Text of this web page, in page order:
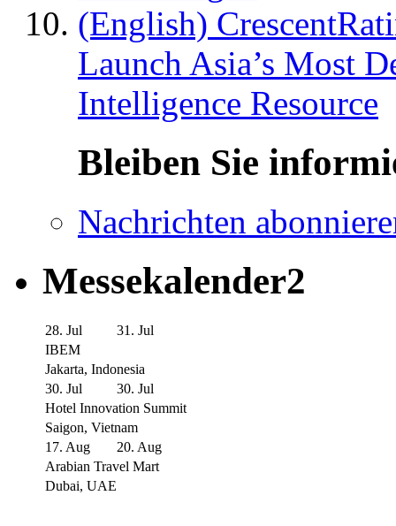
(English)
Launch Asia’s Most
Intelligence Resource
Bleiben Sie
Nachrichten
Messekalender2
28. Jul
31. Jul
IBEM
Jakarta, Indonesia
30. Jul
30. Jul
Hotel Innovation Summit
Saigon, Vietnam
17. Aug
20. Aug
Arabian Travel Mart
Dubai, UAE